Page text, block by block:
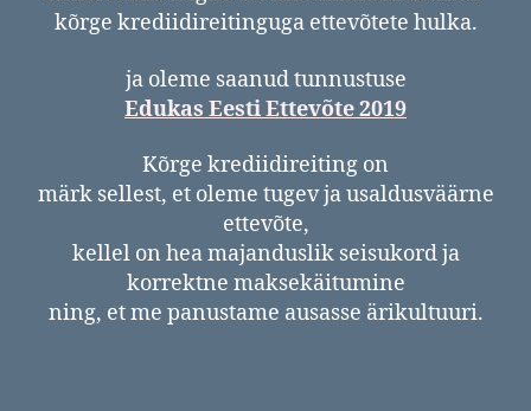
kõrge krediidireitinguga ettevõtete hulka.
ja oleme saanud tunnustuse
Edukas Eesti Ettevõte 2019
Kõrge krediidireiting on
märk sellest, et oleme tugev ja usaldusväärne
ettevõte,
kellel on hea majanduslik seisukord ja
korrektne maksekäitumine
ning, et me panustame ausasse ärikultuuri.